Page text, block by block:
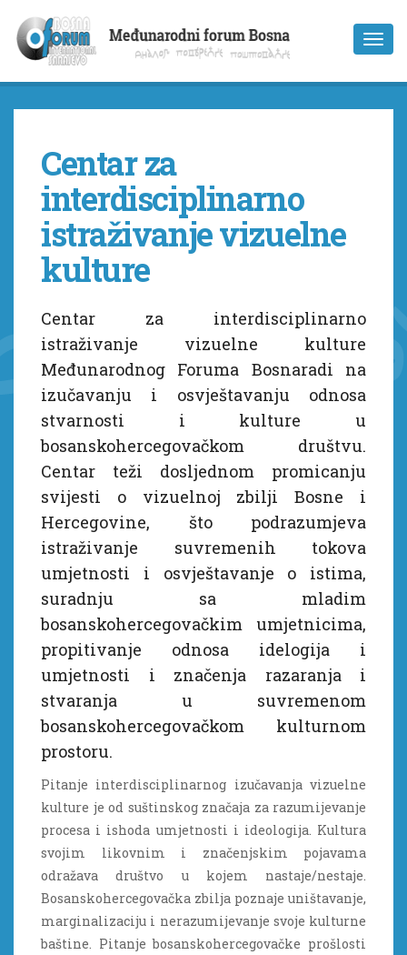
Centar za
interdisciplinarno
istraživanje vizuelne
kulture
Centar za interdisciplinarno
istraživanje vizuelne kulture
Međunarodnog Foruma Bosnaradi na
izučavanju i osvještavanju odnosa
stvarnosti i kulture u
bosanskohercegovačkom društvu.
Centar teži dosljednom promicanju
svijesti o vizuelnoj zbilji Bosne i
Hercegovine, što podrazumjeva
istraživanje suvremenih tokova
umjetnosti i osvještavanje o istima,
suradnju sa mladim
bosanskohercegovačkim umjetnicima,
propitivanje odnosa idelogija i
umjetnosti i značenja razaranja i
stvaranja u suvremenom
bosanskohercegovačkom kulturnom
prostoru.
Pitanje interdisciplinarnog izučavanja vizuelne
kulture je od suštinskog značaja za razumijevanje
procesa i ishoda umjetnosti i ideologija. Kultura
svojim likovnim i značenjskim pojavama
odražava društvo u kojem nastaje/nestaje.
Bosanskohercegovačka zbilja poznaje uništavanje,
marginalizaciju i nerazumijevanje svoje kulturne
baštine. Pitanje bosanskohercegovačke prošlosti